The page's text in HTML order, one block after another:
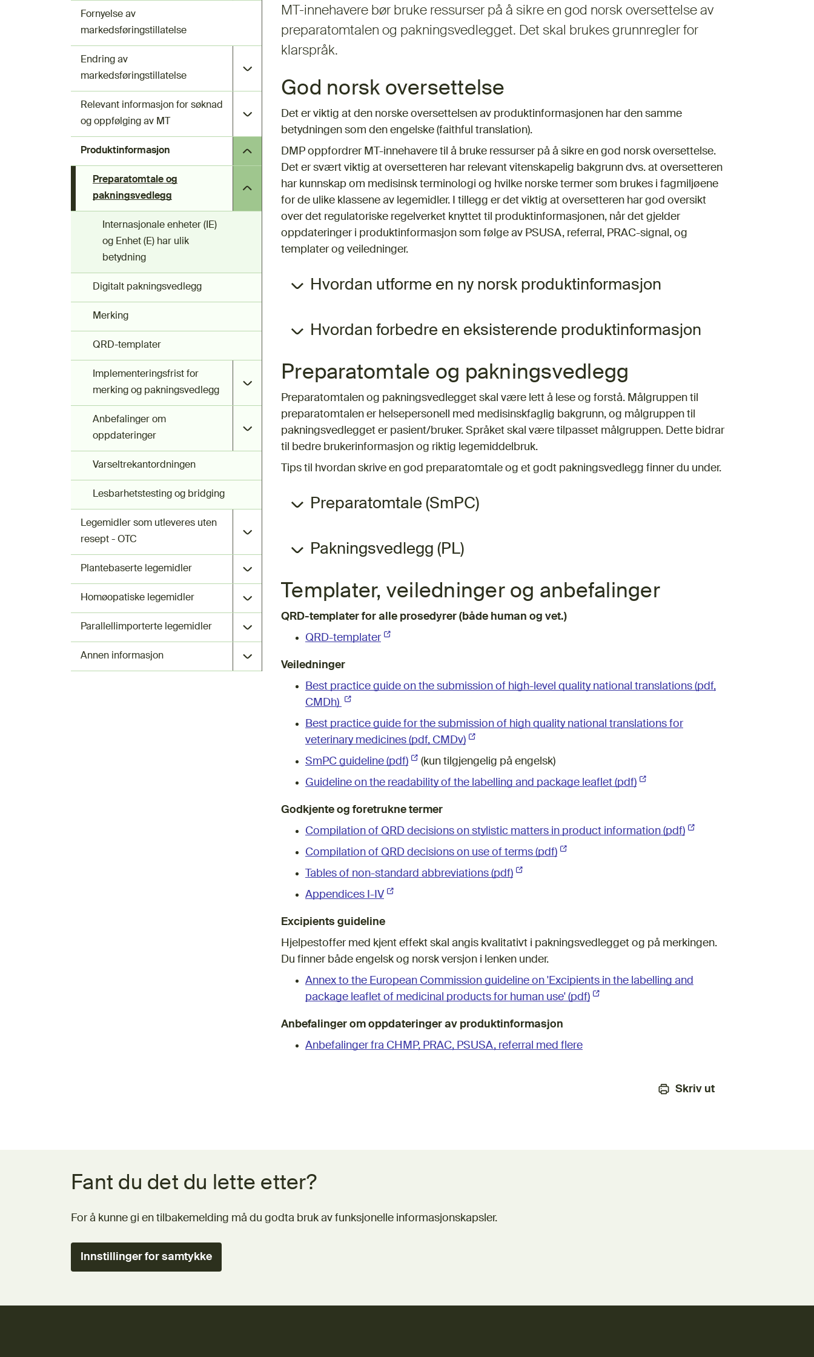
Fornyelse av
markedsføringstillatelse
Endring av
markedsføringstillatelse
Relevant informasjon for søknad
og oppfølging av MT
Produktinformasjon
Preparatomtale og
pakningsvedlegg
Internasjonale enheter (IE)
og Enhet (E) har ulik
betydning
Digitalt pakningsvedlegg
Merking
QRD-templater
Implementeringsfrist for
merking og pakningsvedlegg
Anbefalinger om
oppdateringer
Varseltrekantordningen
Lesbarhetstesting og bridging
Legemidler som utleveres uten
resept - OTC
Plantebaserte legemidler
Homøopatiske legemidler
Parallellimporterte legemidler
Annen informasjon
MT-innehavere bør bruke ressurser på å sikre en god norsk oversettelse av
preparatomtalen og pakningsvedlegget. Det skal brukes grunnregler for
klarspråk.
God norsk oversettelse
Det er viktig at den norske oversettelsen av produktinformasjonen har den samme
betydningen som den engelske (faithful translation).
DMP oppfordrer MT-innehavere til å bruke ressurser på å sikre en god norsk oversettelse.
Det er svært viktig at oversetteren har relevant vitenskapelig bakgrunn dvs. at oversetteren
har kunnskap om medisinsk terminologi og hvilke norske termer som brukes i fagmiljøene
for de ulike klassene av legemidler. I tillegg er det viktig at oversetteren har god oversikt
over det regulatoriske regelverket knyttet til produktinformasjonen, når det gjelder
oppdateringer i produktinformasjon som følge av PSUSA, referral, PRAC-signal, og
templater og veiledninger.
Hvordan utforme en ny norsk produktinformasjon
Hvordan forbedre en eksisterende produktinformasjon
Preparatomtale og pakningsvedlegg
Preparatomtalen og pakningsvedlegget skal være lett å lese og forstå. Målgruppen til
preparatomtalen er helsepersonell med medisinskfaglig bakgrunn, og målgruppen til
pakningsvedlegget er pasient/bruker. Språket skal være tilpasset målgruppen. Dette bidrar
til bedre brukerinformasjon og riktig legemiddelbruk.
Tips til hvordan skrive en god preparatomtale og et godt pakningsvedlegg finner du under.
Preparatomtale (SmPC)
Pakningsvedlegg (PL)
Templater, veiledninger og anbefalinger
QRD-templater for alle prosedyrer (både human og vet.)
QRD-templater(Ekstern lenke)
Veiledninger
Best practice guide on the submission of high-level quality national translations (pdf,
CMDh) (Ekstern lenke)
Best practice guide for the submission of high quality national translations for
veterinary medicines (pdf, CMDv) (Ekstern lenke)
SmPC guideline (pdf) (Ekstern lenke)
(kun tilgjengelig på engelsk)
Guideline on the readability of the labelling and package leaflet (pdf) (Ekstern lenke)
Godkjente og foretrukne termer
Compilation of QRD decisions on stylistic matters in product information (pdf) (Ekstern lenke)
Compilation of QRD decisions on use of terms (pdf) (Ekstern lenke)
Tables of non-standard abbreviations (pdf) (Ekstern lenke)
Appendices I-IV (Ekstern lenke)
Excipients guideline
Hjelpestoffer med kjent effekt skal angis kvalitativt i pakningsvedlegget og på merkingen.
Du finner både engelsk og norsk versjon i lenken under.
Annex to the European Commission guideline on 'Excipients in the labelling and
package leaflet of medicinal products for human use' (pdf) (Ekstern lenke)
Anbefalinger om oppdateringer av produktinformasjon
Anbefalinger fra CHMP, PRAC, PSUSA, referral med flere
Skriv ut
Fant du det du lette etter?
For å kunne gi en tilbakemelding må du godta bruk av funksjonelle informasjonskapsler.
Innstillinger for samtykke